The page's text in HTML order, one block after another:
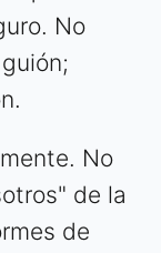
No
No
de la
de